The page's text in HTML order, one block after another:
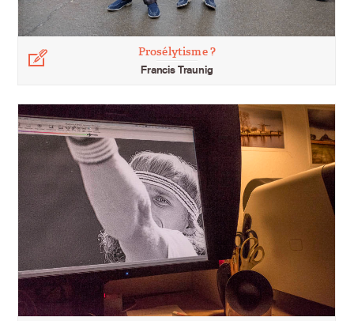
Prosélytisme ?
Francis Traunig